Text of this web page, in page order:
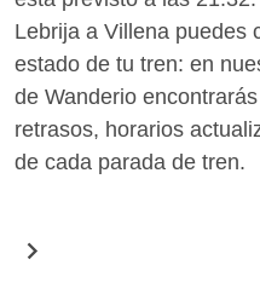
Lebrija a Villena puedes
estado de tu tren: en
de Wanderio
retrasos, horarios
de cada parada de tren.